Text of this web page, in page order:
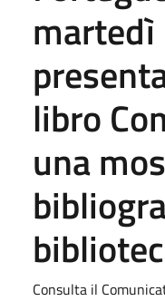
martedì
libro
una
Consulta il